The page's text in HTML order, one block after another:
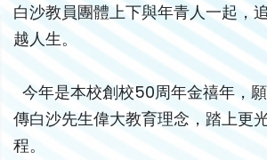
白沙教員團體上下與年青人一起，
越人生。
今年是本校創校50周年金禧年，
傳白沙先生偉大教育理念，踏上更
程。